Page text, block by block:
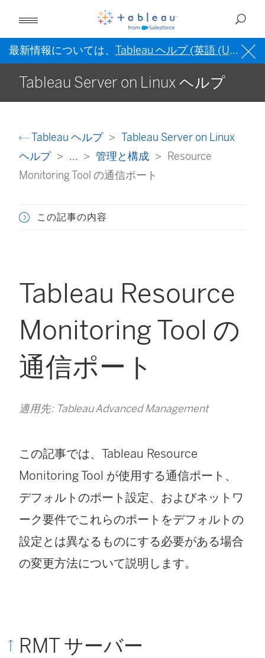
最新情報については、 Tableau ヘルプ (英語 (US)) を
Tableau Server on Linux ヘルプ
Tableau ヘルプ
Tableau Server on Linux
ヘルプ
... 管理と構成
Resource
Monitoring Tool の通信ポート
この記事の内容
Tableau Resource
Monitoring Tool の
通信ポート
適用先: Tableau Advanced Management
この記事では、 Tableau Resource
Monitoring Tool が使用する通信ポート、
デフォルトのポート設定、およびネットワ
ーク要件でこれらのポートをデフォルトの
設定とは異なるものにする必要がある場合
の変更方法について説明します。
RMT サーバー